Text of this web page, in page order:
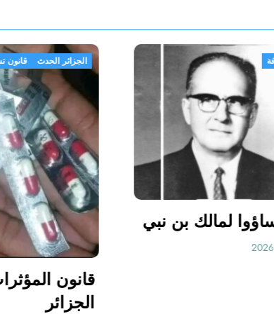
الحدث
الذين أساؤوا لمالك بن نبي